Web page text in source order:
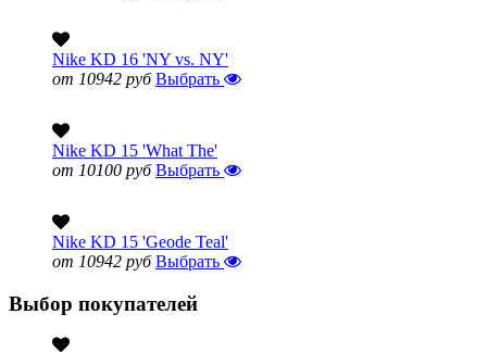
Nike KD 16 'NY vs. NY'
от 10942 руб Выбрать
Nike KD 15 'What The'
от 10100 руб Выбрать
Nike KD 15 'Geode Teal'
от 10942 руб Выбрать
Выбор покупателей